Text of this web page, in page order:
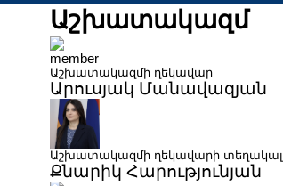
Աշխատակազմ
Աշխատակազմի ղեկավար
Արուսյակ Մանավազյան
Աշխատակազմի ղեկավարի տեղակալ
Քնարիկ Հարությունյան